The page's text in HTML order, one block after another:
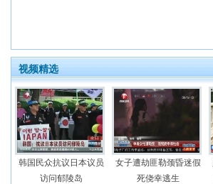
视频精选
韩国民众抗议日本议员
访问郁陵岛
女子遭劫匪勒颈昏迷假
死侥幸逃生